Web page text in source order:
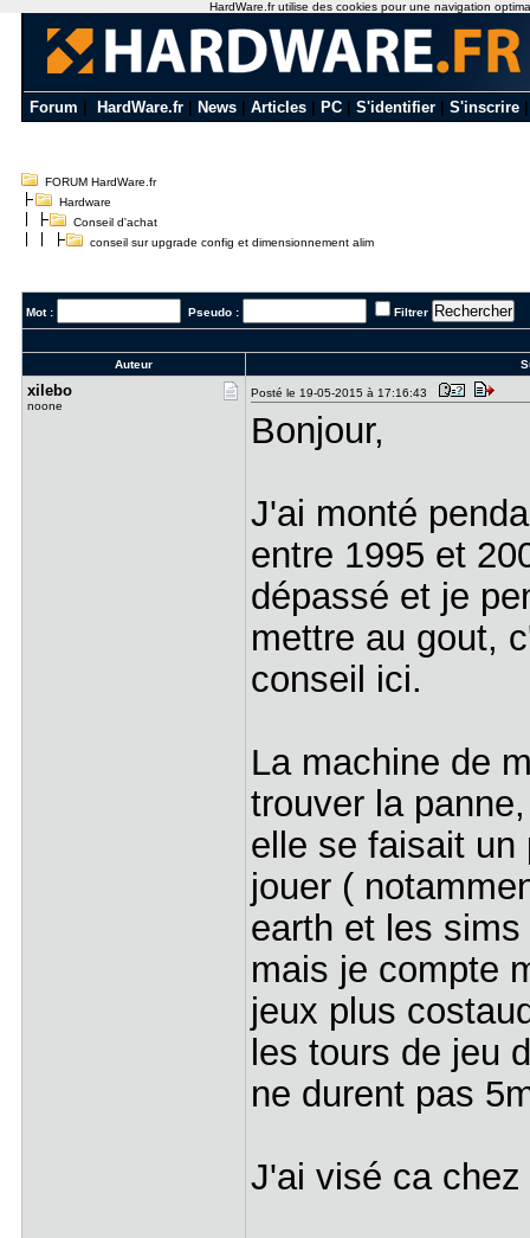
Forum HardWare.fr News Articles PC S'identifier S'inscrire
FORUM HardWare.fr
Hardware
Conseil d'achat
conseil sur upgrade config et dimensionnement alim
Mot : Pseudo : Filtrer
Auteur
xilebo
noone
Posté le 19-05-2015 à 17:16:43
Bonjour,
J'ai monté
entre 1995 et
dépassé et je
mettre au gout,
conseil ici.
La machine de
trouver la
elle se faisait un
jouer (
earth et les
mais je compte
jeux plus
les tours de jeu
ne durent pas
J'ai visé ca
HardWare.fr utilise des cookies pour une navigation